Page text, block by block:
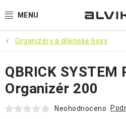
na
VÝPRODEJ
🌱 ZAHRADA 🌱
💦 SUDY NA VODU 💦
Organizéry a dílenské boxy
QBRICK SYSTEM
Organizér 200
Neohodnoceno